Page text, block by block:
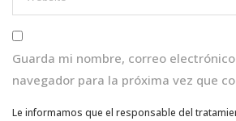
Guarda mi nombre, correo
navegador para la próxima vez que
Le informamos que el responsable del